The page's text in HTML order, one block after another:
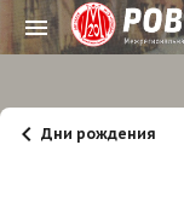
Дни рождения